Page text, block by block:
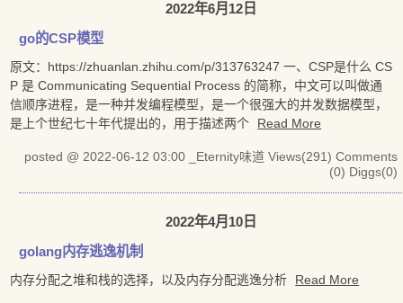
2022年6月12日
go的CSP模型
原文：https://zhuanlan.zhihu.com/p/313763247 一、CSP是什么 CS
P 是 Communicating Sequential Process 的简称，中文可以叫做通
信顺序进程，是一种并发编程模型，是一个很强大的并发数据模型，
是上个世纪七十年代提出的，用于描述两个
Read More
posted @ 2022-06-12 03:00 _Eternity味道 Views(291) Comments
(0) Diggs(0)
2022年4月10日
golang内存逃逸机制
内存分配之堆和栈的选择，以及内存分配逃逸分析 Read More